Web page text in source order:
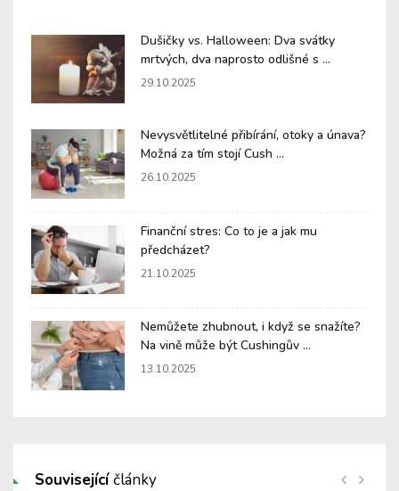
Dušičky vs. Halloween: Dva svátky
mrtvých, dva naprosto odlišné s ...
29.10.2025
Nevysvětlitelné přibírání, otoky a únava?
Možná za tím stojí Cush ...
26.10.2025
Finanční stres: Co to je a jak mu
předcházet?
21.10.2025
Nemůžete zhubnout, i když se snažíte?
Na vině může být Cushingův ...
13.10.2025
Souvisejícíčlánky